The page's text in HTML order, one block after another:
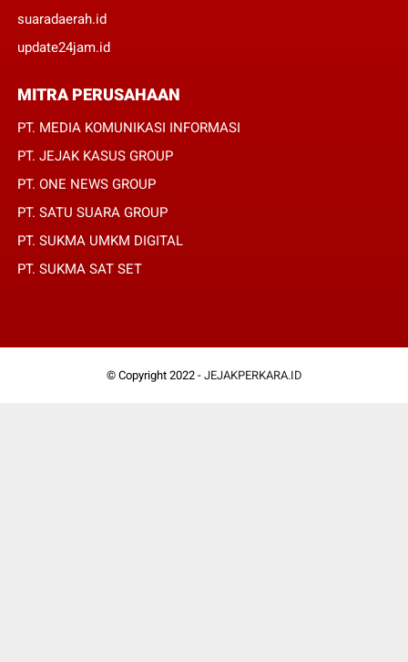
suaradaerah.id
update24jam.id
MITRA PERUSAHAAN
PT. MEDIA KOMUNIKASI INFORMASI
PT. JEJAK KASUS GROUP
PT. ONE NEWS GROUP
PT. SATU SUARA GROUP
PT. SUKMA UMKM DIGITAL
PT. SUKMA SAT SET
© Copyright 2022 - JEJAKPERKARA.ID